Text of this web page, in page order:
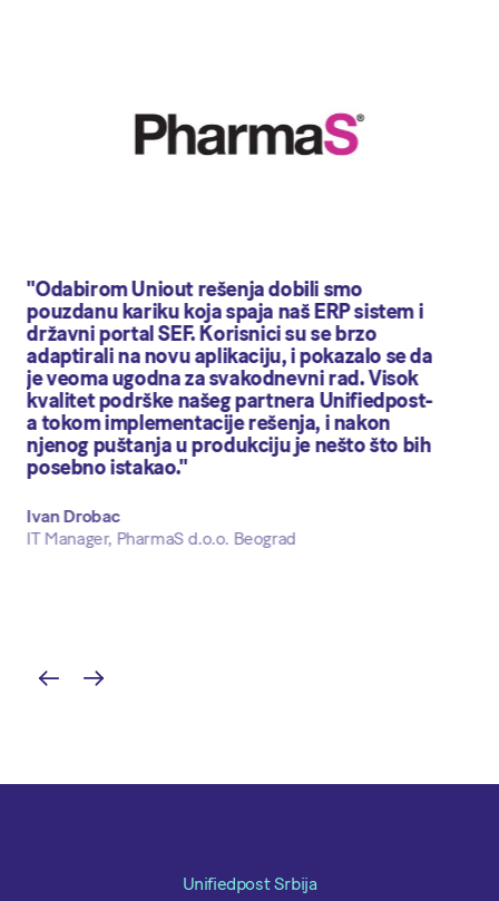
"Odabirom Uniout rešenja dobili smo
pouzdanu kariku koja spaja naš ERP sistem i
državni portal SEF. Korisnici su se brzo
adaptirali na novu aplikaciju, i pokazalo se da
je veoma ugodna za svakodnevni rad. Visok
kvalitet podrške našeg partnera Unifiedpost-
a tokom implementacije rešenja, i nakon
njenog puštanja u produkciju je nešto što bih
posebno istakao."
Ivan Drobac
IT Manager, PharmaS d.o.o. Beograd
Unifiedpost Srbija